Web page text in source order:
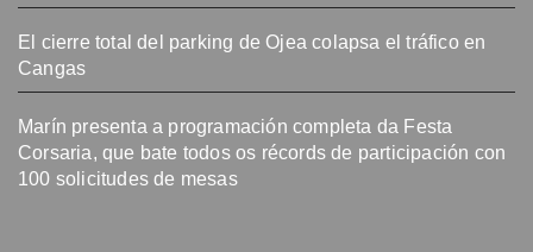
El cierre total del parking de Ojea colapsa el tráfico en
Cangas
Marín presenta a programación completa da Festa
Corsaria, que bate todos os récords de participación con
100 solicitudes de mesas